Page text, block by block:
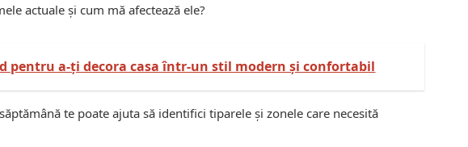
actuale și cum mă afectează ele?
pentru a-ți decora casa într-un stil modern și confortabil
te poate ajuta să identifici tiparele și zonele care necesită